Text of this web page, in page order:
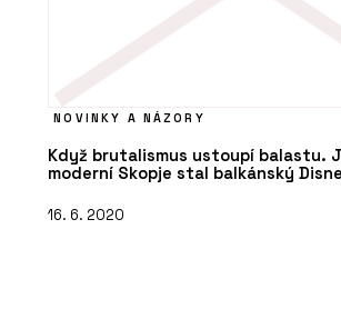
NOVINKY A NÁZORY
Když brutalismus ustoupí balastu.
moderní Skopje stal balkánský
16. 6. 2020